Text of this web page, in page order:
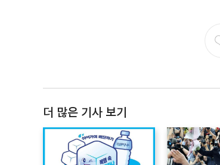
더 많은 기사 보기